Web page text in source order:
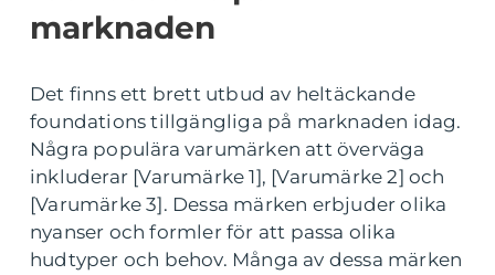
marknaden
Det finns ett brett utbud av heltäckande
foundations tillgängliga på marknaden idag.
Några populära varumärken att överväga
inkluderar [Varumärke 1], [Varumärke 2] och
[Varumärke 3]. Dessa märken erbjuder olika
nyanser och formler för att passa olika
hudtyper och behov. Många av dessa märken